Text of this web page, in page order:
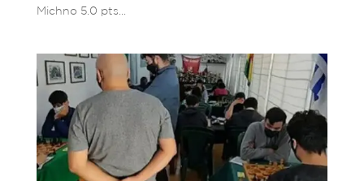
Michno 5.0 pts...